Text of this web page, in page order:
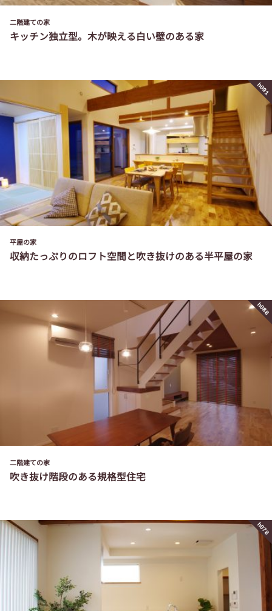
二階建ての家
キッチン独立型。木が映える白い壁のある家
h091
平屋の家
収納たっぷりのロフト空間と吹き抜けのある半平屋の家
h088
二階建ての家
吹き抜け階段のある規格型住宅
h078